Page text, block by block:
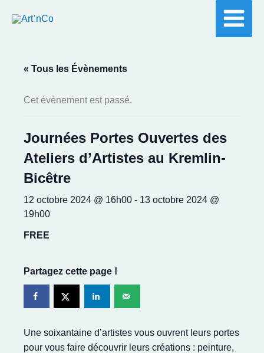
« Tous les Évènements
Cet évènement est passé.
Journées Portes Ouvertes des
Ateliers d’Artistes au Kremlin-
Bicêtre
12 octobre 2024 @ 16h00 - 13 octobre 2024 @
19h00
FREE
Partagez cette page !
Une soixantaine d’artistes vous ouvrent leurs portes
pour vous faire découvrir leurs créations : peinture,